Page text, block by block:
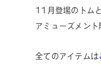
11月登場のトム
アミューズメン
全てのアイテムは